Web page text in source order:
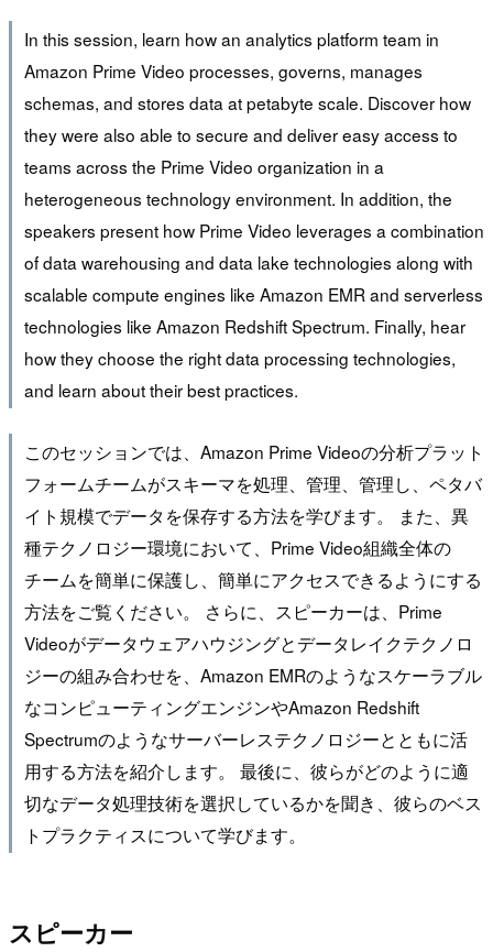
In this session, learn how an analytics platform team in
Amazon Prime Video processes, governs, manages
schemas, and stores data at petabyte scale. Discover how
they were also able to secure and deliver easy access to
teams across the Prime Video organization in a
heterogeneous technology environment. In addition, the
speakers present how Prime Video leverages a combination
of data warehousing and data lake technologies along with
scalable compute engines like Amazon EMR and serverless
technologies like Amazon Redshift Spectrum. Finally, hear
how they choose the right data processing technologies,
and learn about their best practices.
このセッションでは、Amazon Prime Videoの分析プラット
フォームチームがスキーマを処理、管理、管理し、ペタバ
イト規模でデータを保存する方法を学びます。 また、異
種テクノロジー環境において、Prime Video組織全体の
チームを簡単に保護し、簡単にアクセスできるようにする
方法をご覧ください。 さらに、スピーカーは、Prime
Videoがデータウェアハウジングとデータレイクテクノロ
ジーの組み合わせを、Amazon EMRのようなスケーラブル
なコンピューティングエンジンやAmazon Redshift
Spectrumのようなサーバーレステクノロジーとともに活
用する方法を紹介します。 最後に、彼らがどのように適
切なデータ処理技術を選択しているかを聞き、彼らのベス
トプラクティスについて学びます。
スピーカー